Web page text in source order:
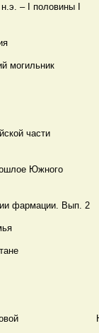
– Ι половины Ι
могильник
части
Южного
фармации. Вып. 2